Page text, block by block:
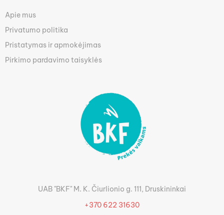
Apie mus
Privatumo politika
Pristatymas ir apmokėjimas
Pirkimo pardavimo taisyklės
UAB "BKF" M. K. Čiurlionio g. 111, Druskininkai
+370 622 31630